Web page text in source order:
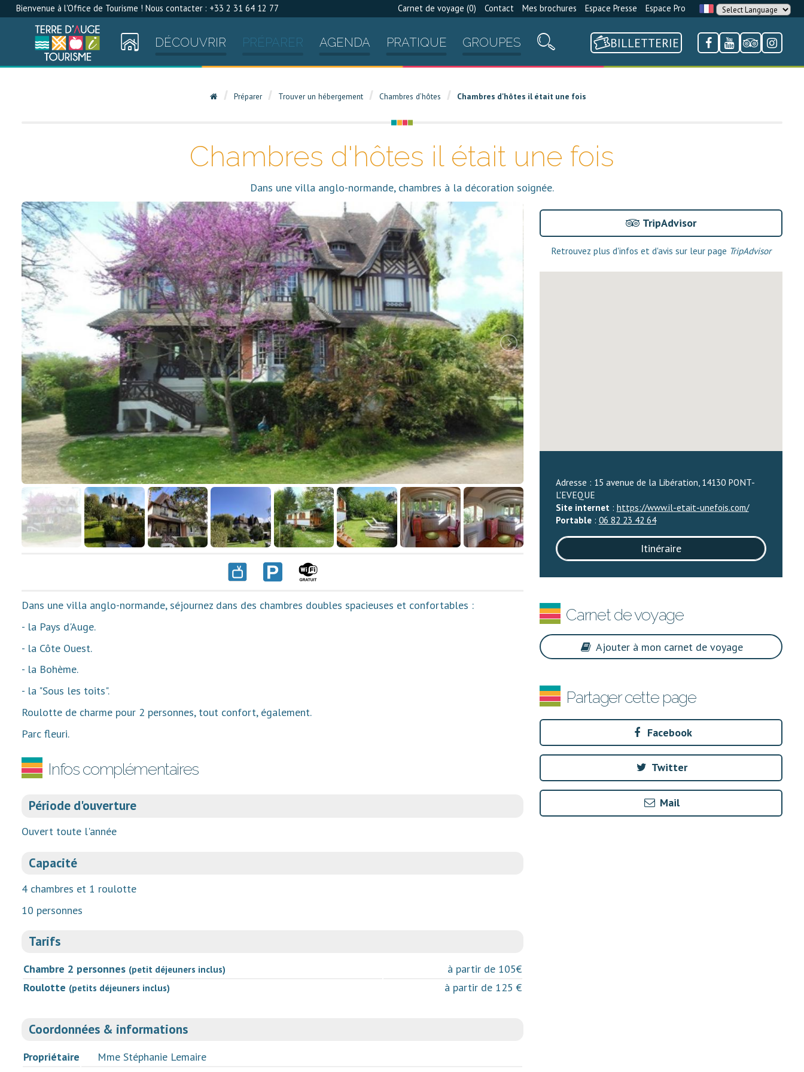
Bienvenue à l'Office de Tourisme ! Nous contacter : +33 2 31 64 12 77 Carnet de voyage (0) Contact Mes brochures Espace Presse Espace Pro
DÉCOUVRIR PRÉPARER AGENDA PRATIQUE GROUPES BILLETTERIE
Préparer Trouver un hébergement Chambres d’hôtes Chambres d'hôtes il était une fois
Chambres d'hôtes il était une fois
Dans une villa anglo-normande, chambres à la décoration soignée.
Dans une villa anglo-normande, séjournez dans des chambres doubles spacieuses et confortables :
- la Pays d'Auge.
- la Côte Ouest.
- la Bohème.
- la "Sous les toits".
Roulotte de charme pour 2 personnes, tout confort, également.
Parc fleuri.
Infos complémentaires
Période d'ouverture
Ouvert toute l'année
Capacité
4 chambres et 1 roulotte
10 personnes
Tarifs
Chambre 2 personnes (petit déjeuners inclus)
à partir de 105€
Roulotte (petits déjeuners inclus) à partir de 125 €
Coordonnées & informations
Propriétaire
Mme Stéphanie Lemaire
TripAdvisor
Retrouvez plus d'infos et d'avis sur leur page TripAdvisor
Adresse : 15 avenue de la Libération, 14130 PONT-
L'EVEQUE
Site internet: https://www.il-etait-unefois.com/
Portable: 06 82 23 42 64
Itinéraire
Carnet de voyage
Ajouter à mon carnet de voyage
Partager cette page
Facebook
Twitter
Mail